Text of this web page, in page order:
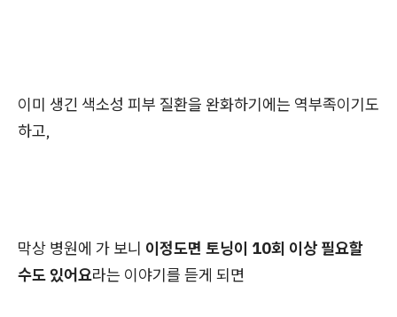
이미 생긴 색소성 피부 질환을 완화하기에는 역부족이기도
하고,
막상 병원에 가 보니 이정도면 토닝이 10회 이상 필요할
수도 있어요라는 이야기를 듣게 되면